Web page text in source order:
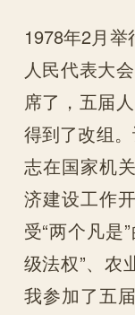
1978年2月
人民代表大
席了，五届
得到了改组
志在国家机
济建设工作
受“两个凡是
级法权”、农
我参加了五